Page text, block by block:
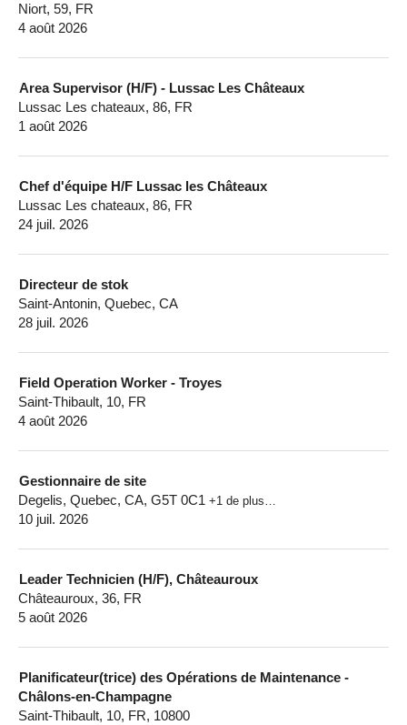
Niort, 59, FR
4 août 2026
Area Supervisor (H/F) - Lussac Les Châteaux
Lussac Les chateaux, 86, FR
1 août 2026
Chef d'équipe H/F Lussac les Châteaux
Lussac Les chateaux, 86, FR
24 juil. 2026
Directeur de stok
Saint-Antonin, Quebec, CA
28 juil. 2026
Field Operation Worker - Troyes
Saint-Thibault, 10, FR
4 août 2026
Gestionnaire de site
Degelis, Quebec, CA, G5T 0C1 +1 de plus…
10 juil. 2026
Leader Technicien (H/F), Châteauroux
Châteauroux, 36, FR
5 août 2026
Planificateur(trice) des Opérations de Maintenance -
Châlons-en-Champagne
Saint-Thibault, 10, FR, 10800